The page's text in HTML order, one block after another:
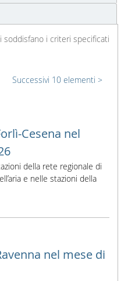
soddisfano i criteri specificati
Successivi 10 elementi
Cesena nel
della rete regionale di
e nelle stazioni della
nel mese di